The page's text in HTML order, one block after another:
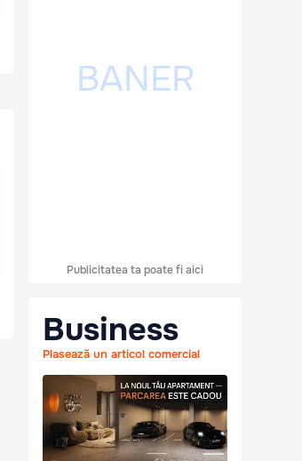
Publicitatea ta poate fi aici
Business
Plasează un articol comercial